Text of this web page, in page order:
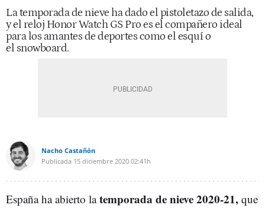
La temporada de nieve ha dado el pistoletazo de salida,
y el reloj Honor Watch GS Pro es el compañero ideal
para los amantes de deportes como el esquí o
el snowboard.
Nacho Castañón
Publicada 15 diciembre 2020 02:41h
España ha abierto latemporada de nieve 2020-21, que